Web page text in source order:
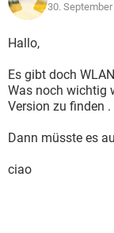
30.
Hallo,
Es gibt doch
Was noch wichtig
Version zu finden .
Dann müsste es
ciao